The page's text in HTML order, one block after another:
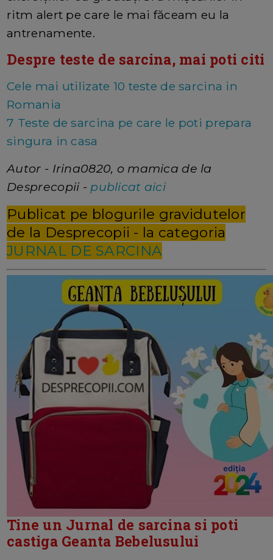
ritm alert pe care le mai făceam eu la
antrenamente.
Despre teste de sarcina, mai poti citi
Cele mai utilizate 10 teste de sarcina in
Romania
7 Teste de sarcina pe care le poti prepara
singura in casa
Autor - Irina0820, o mamica de la
Desprecopii - publicat aici
Publicat pe blogurile gravidutelor
de la Desprecopii - la categoria
JURNAL DE SARCINA
Tine un Jurnal de sarcina si poti
castiga Geanta Bebelusului